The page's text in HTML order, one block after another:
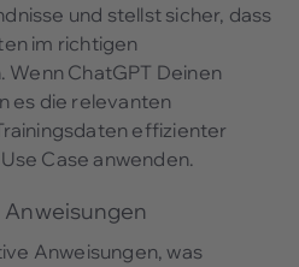
und stellst sicher, dass
im richtigen
ChatGPT Deinen
es die relevanten
effizienter
Case anwenden.
Anweisungen
Anweisungen, was